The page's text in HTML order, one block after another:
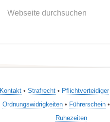
Kontakt • Strafrecht • Pflichtverteidiger
Ordnungswidrigkeiten • Führerschein •
Ruhezeiten